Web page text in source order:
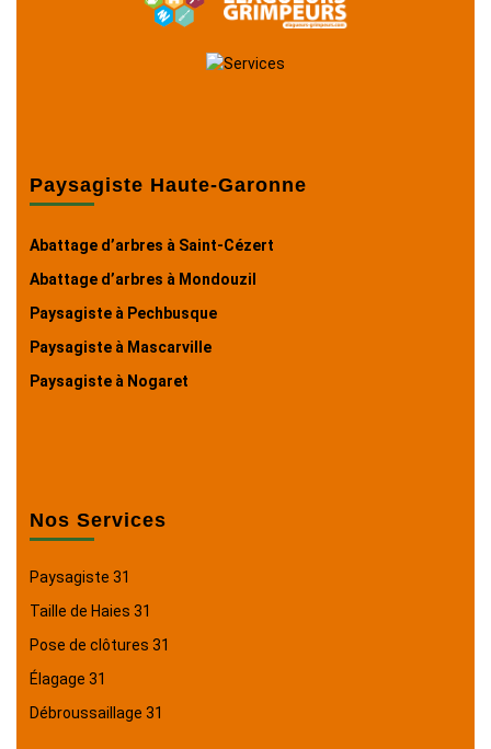
Paysagiste Haute-Garonne
Abattage d’arbres à Saint-Cézert
Abattage d’arbres à Mondouzil
Paysagiste à Pechbusque
Paysagiste à Mascarville
Paysagiste à Nogaret
Nos Services
Paysagiste 31
Taille de Haies 31
Pose de clôtures 31
Élagage 31
Débroussaillage 31